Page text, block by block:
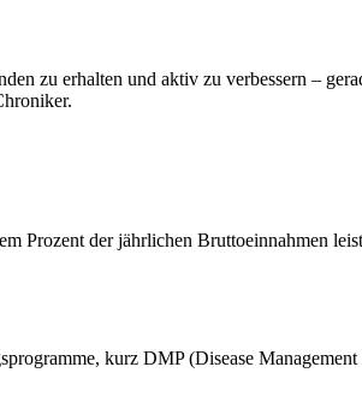
zu erhalten und aktiv zu verbessern –
Prozent der jährlichen Bruttoeinnahmen
kurz DMP (Disease